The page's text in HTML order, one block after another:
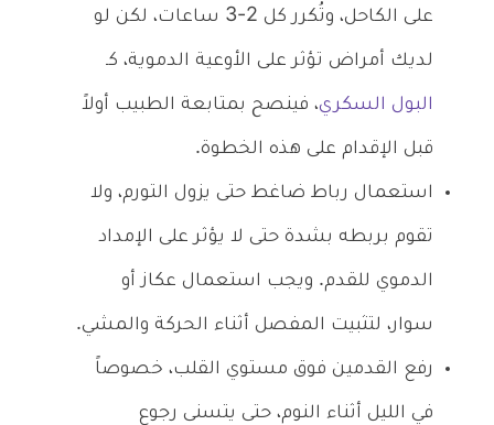
على الكاحل، وتُكرر كل 2-3 ساعات، لكن لو
لديك أمراض تؤثر على الأوعية الدموية، كـ
البول السكري، فينصح بمتابعة الطبيب أولاً
قبل الإقدام على هذه الخطوة.
استعمال رباط ضاغط حتى يزول التورم، ولا
تقوم بربطه بشدة حتى لا يؤثر على الإمداد
الدموي للقدم. ويجب استعمال عكاز أو
سوار، لتثبيت المفصل أثناء الحركة والمشي.
رفع القدمين فوق مستوي القلب، خصوصاً
في الليل أثناء النوم، حتى يتسنى رجوع